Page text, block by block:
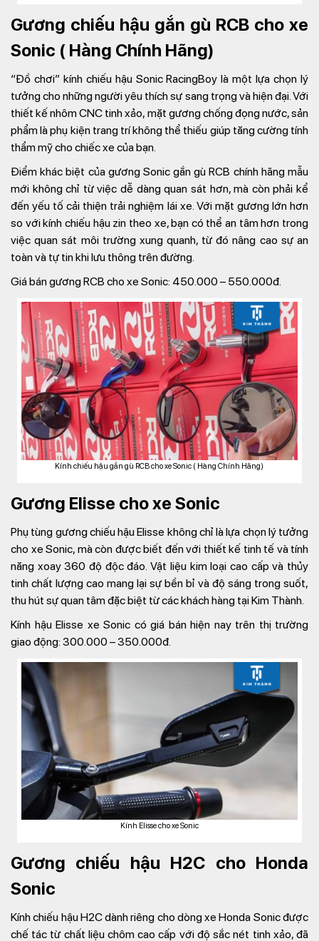
Gương chiếu hậu gắn gù RCB cho xe
Sonic ( Hàng Chính Hãng)
“Đồ chơi” kính chiếu hậu Sonic RacingBoy là một lựa chọn lý
tưởng cho những người yêu thích sự sang trọng và hiện đại. Với
thiết kế nhôm CNC tinh xảo, mặt gương chống đọng nước, sản
phẩm là phụ kiện trang trí không thể thiếu giúp tăng cường tính
thẩm mỹ cho chiếc xe của bạn.
Điểm khác biệt của gương Sonic gắn gù RCB chính hãng mẫu
mới không chỉ từ việc dễ dàng quan sát hơn, mà còn phải kể
đến yếu tố cải thiện trải nghiệm lái xe. Với mặt gương lớn hơn
so với kính chiếu hậu zin theo xe, bạn có thể an tâm hơn trong
việc quan sát môi trường xung quanh, từ đó nâng cao sự an
toàn và tự tin khi lưu thông trên đường.
Giá bán gương RCB cho xe Sonic: 450.000 – 550.000đ.
Kính chiếu hậu gắn gù RCB cho xe Sonic ( Hàng Chính Hãng)
Gương Elisse cho xe Sonic
Phụ tùng gương chiếu hậu Elisse không chỉ là lựa chọn lý tưởng
cho xe Sonic, mà còn được biết đến với thiết kế tinh tế và tính
năng xoay 360 độ độc đáo. Vật liệu kim loại cao cấp và thủy
tinh chất lượng cao mang lại sự bền bỉ và độ sáng trong suốt,
thu hút sự quan tâm đặc biệt từ các khách hàng tại Kim Thành.
Kính hậu Elisse xe Sonic có giá bán hiện nay trên thị trường
giao động: 300.000 – 350.000đ.
Kính Elisse cho xe Sonic
Gương chiếu hậu H2C cho Honda
Sonic
Kính chiếu hậu H2C dành riêng cho dòng xe Honda Sonic được
chế tác từ chất liệu chôm cao cấp với độ sắc nét tinh xảo, đã